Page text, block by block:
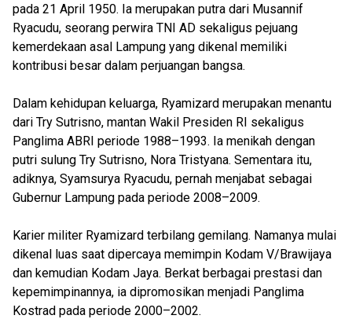
pada 21 April 1950. Ia merupakan putra dari Musannif
Ryacudu, seorang perwira TNI AD sekaligus pejuang
kemerdekaan asal Lampung yang dikenal memiliki
kontribusi besar dalam perjuangan bangsa.
Dalam kehidupan keluarga, Ryamizard merupakan menantu
dari Try Sutrisno, mantan Wakil Presiden RI sekaligus
Panglima ABRI periode 1988–1993. Ia menikah dengan
putri sulung Try Sutrisno, Nora Tristyana. Sementara itu,
adiknya, Syamsurya Ryacudu, pernah menjabat sebagai
Gubernur Lampung pada periode 2008–2009.
Karier militer Ryamizard terbilang gemilang. Namanya mulai
dikenal luas saat dipercaya memimpin Kodam V/Brawijaya
dan kemudian Kodam Jaya. Berkat berbagai prestasi dan
kepemimpinannya, ia dipromosikan menjadi Panglima
Kostrad pada periode 2000–2002.